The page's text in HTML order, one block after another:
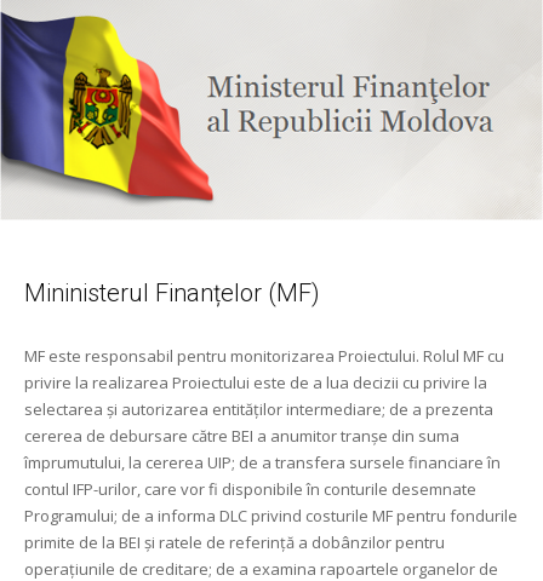
Mininisterul Finanțelor (MF)
MF este responsabil pentru monitorizarea Proiectului. Rolul MF cu
privire la realizarea Proiectului este de a lua decizii cu privire la
selectarea şi autorizarea entităţilor intermediare; de a prezenta
cererea de debursare către BEI a anumitor tranşe din suma
împrumutului, la cererea UIP; de a transfera sursele financiare în
contul IFP-urilor, care vor fi disponibile în conturile desemnate
Programului; de a informa DLC privind costurile MF pentru fondurile
primite de la BEI şi ratele de referinţă a dobânzilor pentru
operaţiunile de creditare; de a examina rapoartele organelor de